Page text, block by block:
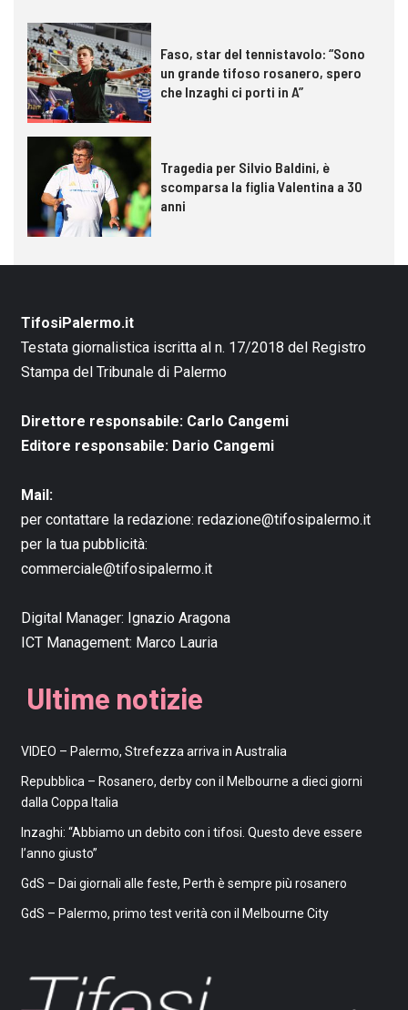
Faso, star del tennistavolo: “Sono
un grande tifoso rosanero, spero
che Inzaghi ci porti in A”
Tragedia per Silvio Baldini, è
scomparsa la figlia Valentina a 30
anni
TifosiPalermo.it
Testata giornalistica iscritta al n. 17/2018 del Registro
Stampa del Tribunale di Palermo
Direttore responsabile: Carlo Cangemi
Editore responsabile: Dario Cangemi
Mail:
per contattare la redazione: redazione@tifosipalermo.it
per la tua pubblicità:
commerciale@tifosipalermo.it
Digital Manager: Ignazio Aragona
ICT Management: Marco Lauria
Ultime notizie
VIDEO – Palermo, Strefezza arriva in Australia
Repubblica – Rosanero, derby con il Melbourne a dieci giorni
dalla Coppa Italia
Inzaghi: “Abbiamo un debito con i tifosi. Questo deve essere
l’anno giusto”
GdS – Dai giornali alle feste, Perth è sempre più rosanero
GdS – Palermo, primo test verità con il Melbourne City